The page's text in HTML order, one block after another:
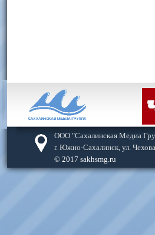
ООО "Сахалинская Медиа
г. Южно-Сахалинск, ул.
© 2017 sakhsmg.ru